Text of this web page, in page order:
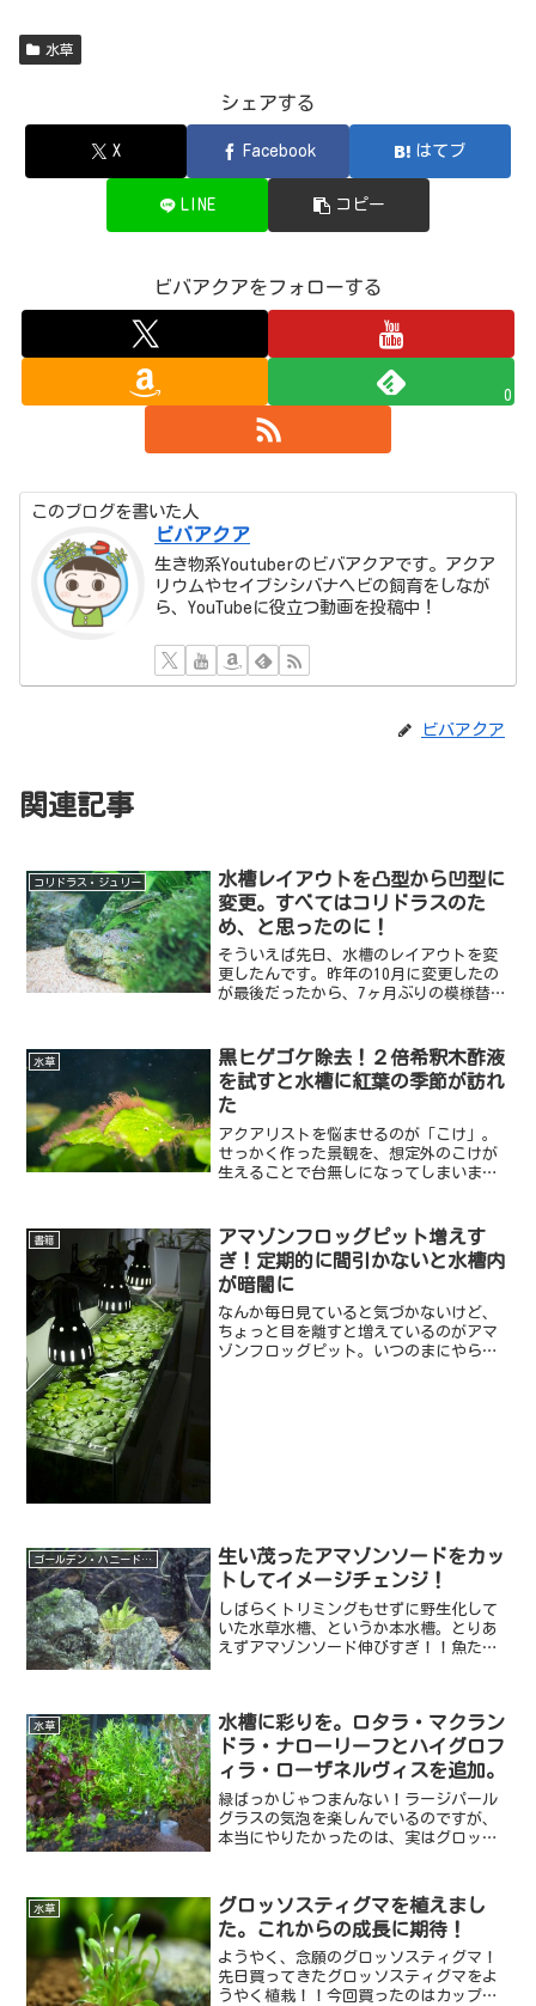
水草
シェアする
X Facebook はてブ
LINE コピー
ビバアクアをフォローする
0
このブログを書いた人
ビバアクア
生き物系Youtuberのビバアクアです。アクア
リウムやセイブシシバナヘビの飼育をしなが
ら、YouTubeに役立つ動画を投稿中！
ビバアクア
関連記事
コリドラス・ジュリー
水槽レイアウトを凸型から凹型に
変更。すべてはコリドラスのた
め、と思ったのに！
そういえば先日、水槽のレイアウトを変
更したんです。昨年の10月に変更したの
が最後だったから、7ヶ月ぶりの模様替え
繁に変えられるとねぇ・・・落ち着かな
いよなぁなんて声も聞...
水草
黒ヒゲゴケ除去！２倍希釈木酢液
を試すと水槽に紅葉の季節が訪れ
た
アクアリストを悩ませるのが「こけ」。
せっかく作った景観を、想定外のこけが
生えることで台無しになってしまいま
ヒゲ状ゴケと呼ばれるものです。安定し
た水槽にも発生するという曲...
書籍
アマゾンフロッグピット増えす
ぎ！定期的に間引かないと水槽内
が暗闇に
なんか毎日見ていると気づかないけど、
ちょっと目を離すと増えているのがアマ
ゾンフロッグピット。いつのまにやら水
ゴールデン・ハニードワーフグラミー
生い茂ったアマゾンソードをカッ
トしてイメージチェンジ！
しばらくトリミングもせずに野生化して
いた水草水槽、というか本水槽。とりあ
えずアマゾンソード伸びすぎ！！魚たち
マゾンソードを前景エリア...
水草
水槽に彩りを。ロタラ・マクラン
ドラ・ナローリーフとハイグロフ
ィラ・ローザネルヴィスを追加。
緑ばっかじゃつまんない！ラージパール
グラスの気泡を楽しんでいるのですが、
本当にやりたかったのは、実はグロッソ
わりにラージパールグラスを買って植え
ていたのですが・・・やっ...
水草
グロッソスティグマを植えまし
た。これからの成長に期待！
ようやく、念願のグロッソスティグマ！
先日買ってきたグロッソスティグマをよ
うやく植栽！！今回買ったのはカップの